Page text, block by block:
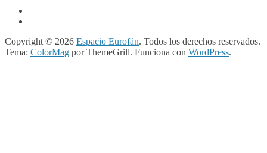
Copyright © 2026 Espacio Eurofán. Todos los derechos reservados.
Tema: ColorMag por ThemeGrill. Funciona con WordPress.